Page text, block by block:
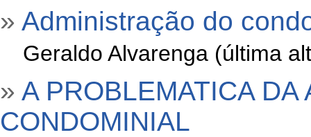
» Administração do
Geraldo Alvarenga (última
» A PROBLEMATICA
CONDOMINIAL